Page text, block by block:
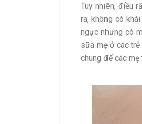
Tuy nhiên, điều
ra, không có
ngực nhưng có
sữa mẹ ở các
chung để các mẹ